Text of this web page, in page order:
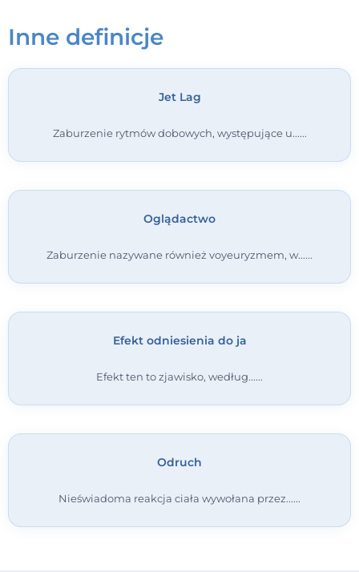
Inne definicje
Jet Lag
Zaburzenie rytmów dobowych, występujące u...
Oglądactwo
Zaburzenie nazywane również voyeuryzmem, w...
Efekt odniesienia do ja
Efekt ten to zjawisko, według...
Odruch
Nieświadoma reakcja ciała wywołana przez...